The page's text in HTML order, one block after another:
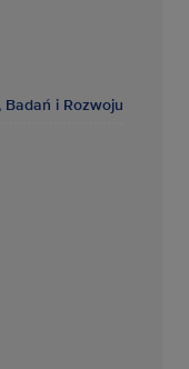
Badań i Rozwoju